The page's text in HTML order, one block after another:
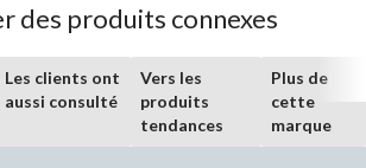
des produits connexes
Les clients ont
aussi consulté
Vers les
produits
tendances
Plus de
cette
marque